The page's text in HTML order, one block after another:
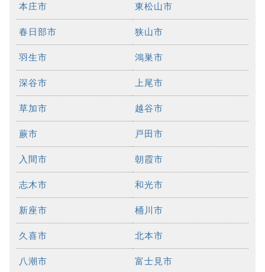
本庄市 東松山市
春日部市 狭山市
羽生市 鴻巣市
深谷市 上尾市
草加市 越谷市
蕨市 戸田市
入間市 朝霞市
志木市 和光市
新座市 桶川市
久喜市 北本市
八潮市 富士見市